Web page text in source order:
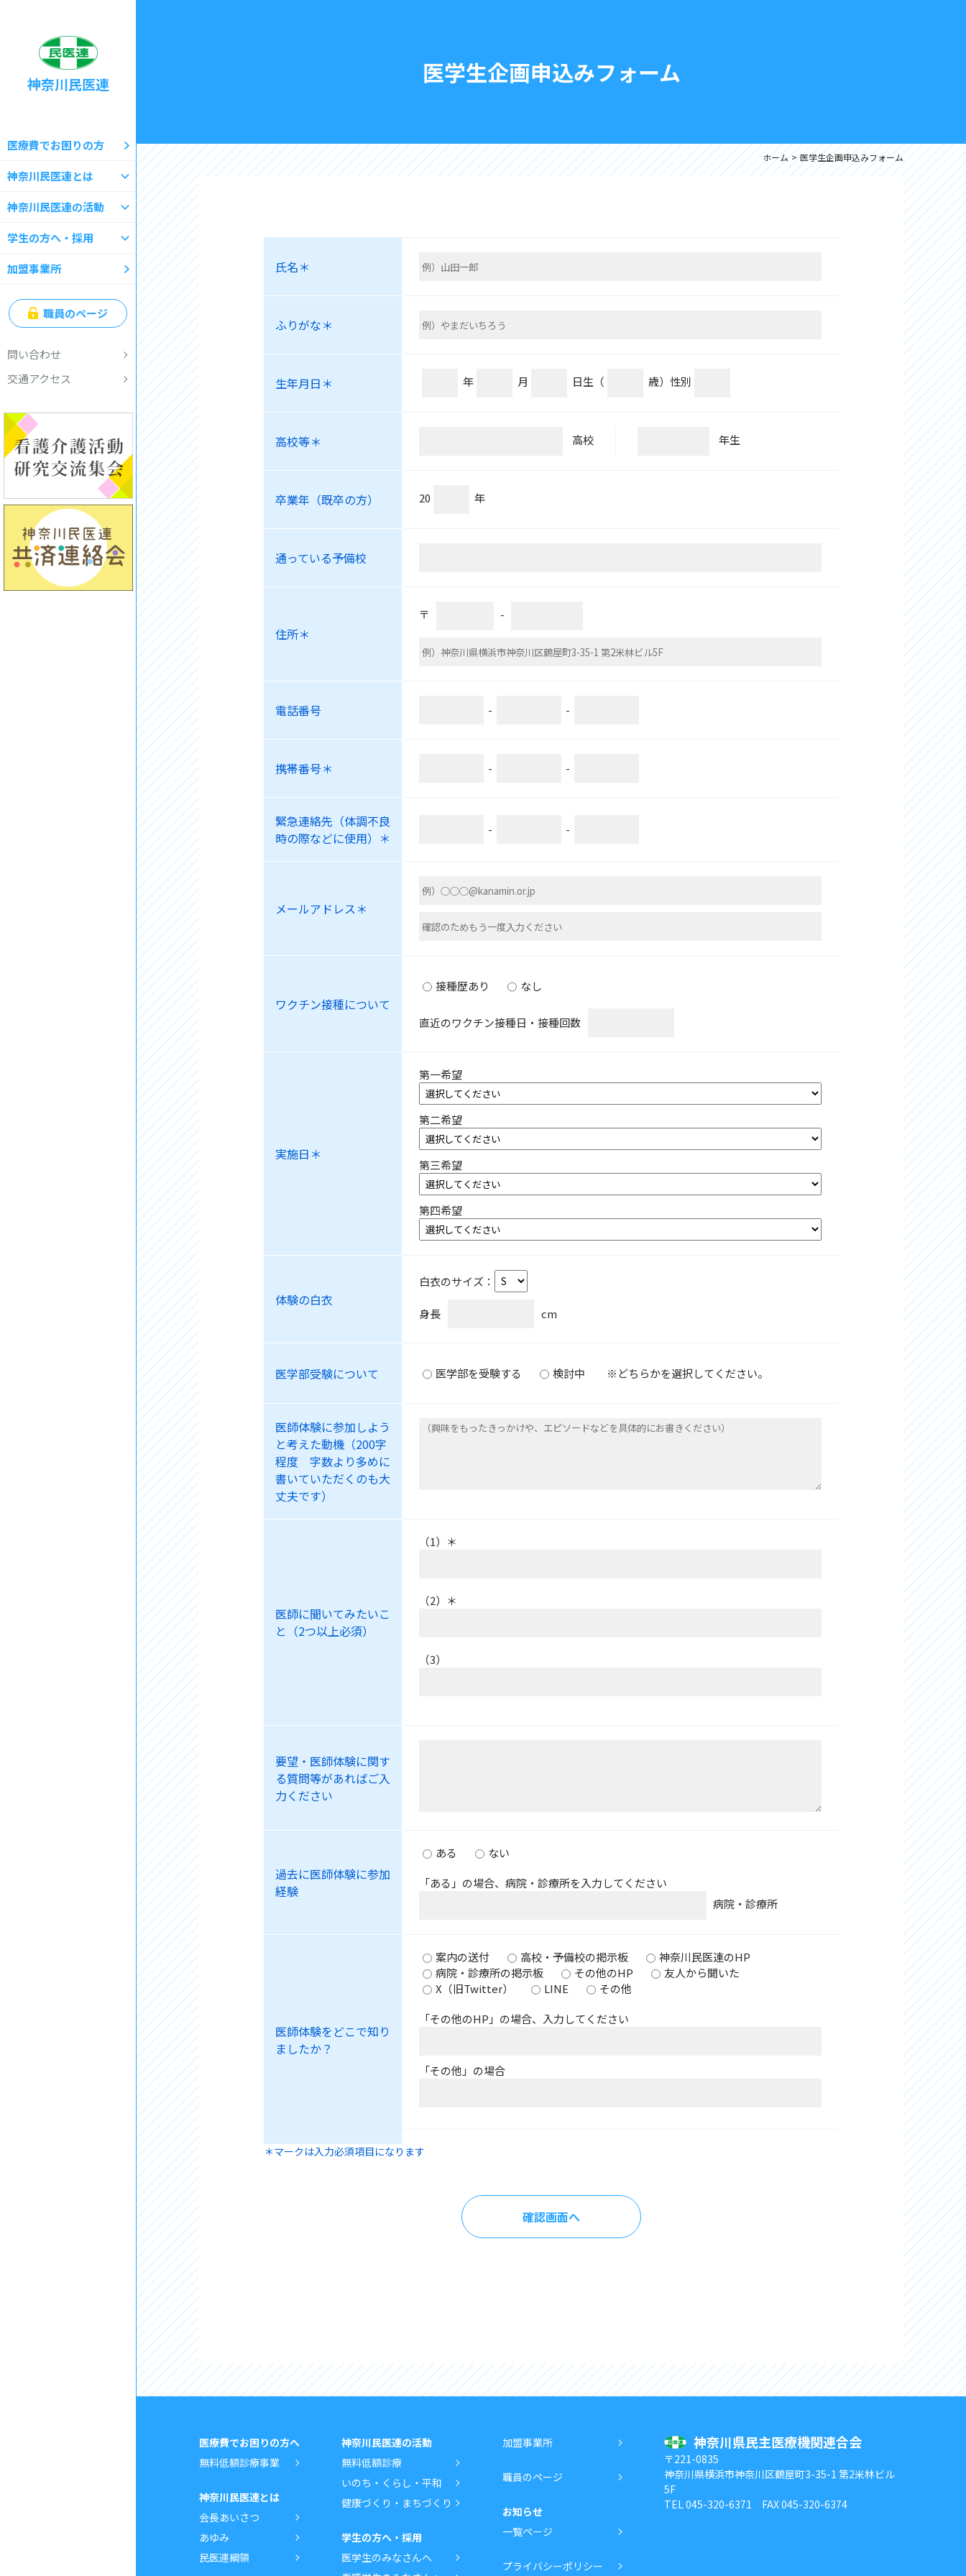
神奈川民医連
医療費でお困りの方
神奈川民医連とは
神奈川民医連の活動
学生の方へ・採用
加盟事業所
職員のページ
問い合わせ
交通アクセス
医学生企画申込みフォーム
ホーム 医学生企画申込みフォーム
氏名＊
ふりがな＊
生年月日＊ 年 月 日生 （ 歳） 性別
高校等＊ 高校 年生
卒業年（既卒の方） 20 年
通っている予備校
住所＊
〒 -
電話番号 - -
携帯番号＊ - -
緊急連絡先（体調不良
時の際などに使用）＊
- -
メールアドレス＊
ワクチン接種について
接種歴あり なし
直近のワクチン接種日・接種回数
実施日＊
第一希望
第二希望
第三希望
第四希望
体験の白衣
白衣のサイズ：
身長 cm
医学部受験について 医学部を受験する 検討中 ※どちらかを選択してください。
医師体験に参加しよう
と考えた動機（200字
程度 字数より多めに
書いていただくのも大
丈夫です）
医師に聞いてみたいこ
と（2つ以上必須）
（1） ＊
（2） ＊
（3）
要望・医師体験に関す
る質問等があればご入
力ください
過去に医師体験に参加
経験
ある
ない
「ある」の場合、病院・診療所を入力してください
病院・診療所
医師体験をどこで知り
ましたか？
案内の送付 高校・予備校の掲示板
神奈川民医連のHP
病院・診療所の掲示板
その他のHP
友人から聞いた
X（旧Twitter）
LINE
その他
「その他のHP」の場合、入力してください
「その他」の場合
＊マークは入力必須項目になります
医療費でお困りの方へ
無料低額診療事業
神奈川民医連とは
会長あいさつ
あゆみ
民医連綱領
神奈川民医連の活動
無料低額診療
いのち・くらし・平和
健康づくり・まちづくり
学生の方へ・採用
医学生のみなさんへ
加盟事業所
職員のページ
お知らせ
一覧ページ
プライバシーポリシー
神奈川県民主医療機関連合会
〒221-0835
神奈川県横浜市神奈川区鶴屋町3-35-1 第2米林ビル
5F
TEL 045-320-6371 FAX 045-320-6374